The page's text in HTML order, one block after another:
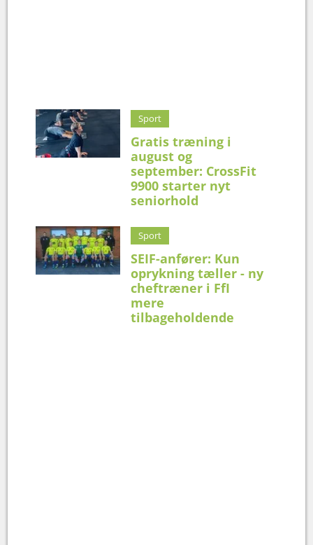
Sport
Gratis træning i
august og
september: CrossFit
9900 starter nyt
seniorhold
Sport
SEIF-anfører: Kun
oprykning tæller - ny
cheftræner i FfI
mere
tilbageholdende